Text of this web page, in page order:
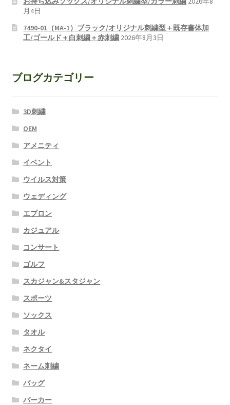
月4日
7490-01（MA-1）ブラック/オリジナル刺繍型＋既存書体加
工/ゴールド＋白刺繍＋赤刺繍 2026年8月3日
ブログカテゴリー
3D刺繍
OEM
アメニティ
イベント
ウイルス対策
ウェディング
エプロン
カジュアル
コンサート
ゴルフ
スカジャン&スタジャン
スポーツ
ソックス
タオル
ネクタイ
ネーム刺繍
バッグ
パーカー